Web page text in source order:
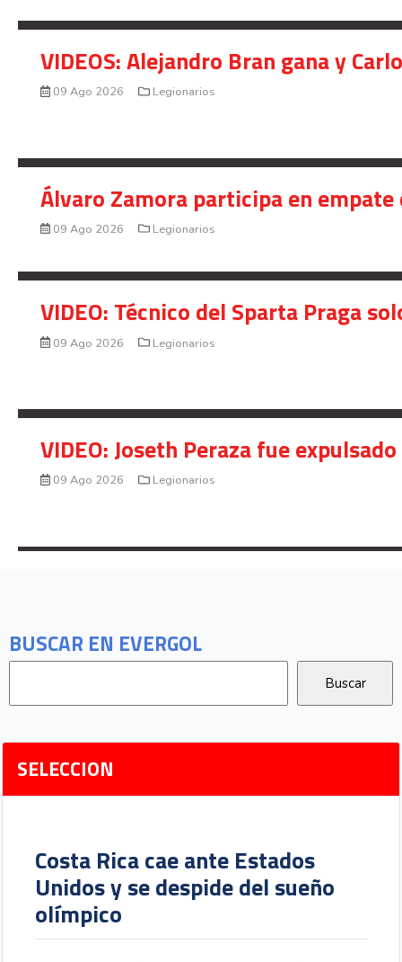
BUSCAR EN EVERGOL
SELECCION
Costa Rica cae ante Estados
Unidos y se despide del sueño
olímpico
VIDEOS: Alejandro Bran gana y
09 Ago 2026 Legionarios
Álvaro Zamora participa en
09 Ago 2026 Legionarios
VIDEO: Técnico del Sparta Praga
09 Ago 2026 Legionarios
VIDEO: Joseth Peraza fue
09 Ago 2026 Legionarios